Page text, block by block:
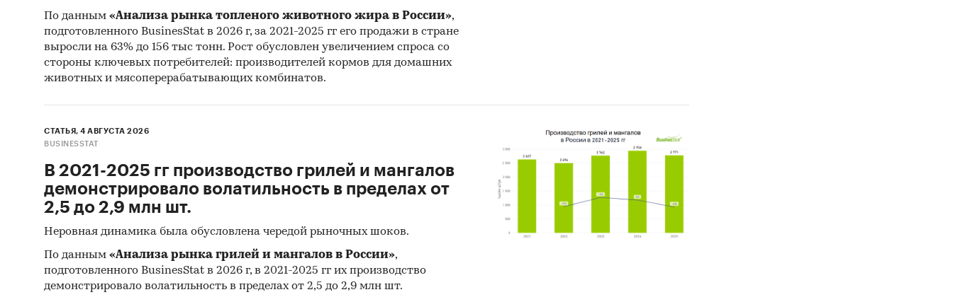
По данным «Анализа рынка топленого животного жира в России»,
подготовленного BusinesStat в 2026 г, за 2021-2025 гг его продажи в стране
выросли на 63% до 156 тыс тонн. Рост обусловлен увеличением спроса со
стороны ключевых потребителей: производителей кормов для домашних
животных и мясоперерабатывающих комбинатов.
СТАТЬЯ, 4 АВГУСТА 2026
BUSINESSTAT
В 2021-2025 гг производство грилей и мангалов
демонстрировало волатильность в пределах от
2,5 до 2,9 млн шт.
Неровная динамика была обусловлена чередой рыночных шоков.
По данным «Анализа рынка грилей и мангалов в России»,
подготовленного BusinesStat в 2026 г, в 2021-2025 гг их производство
демонстрировало волатильность в пределах от 2,5 до 2,9 млн шт.